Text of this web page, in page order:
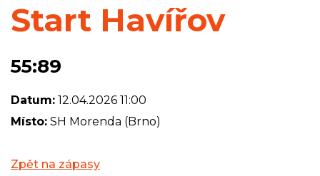
Start Havířov
55:89
Datum: 12.04.2026 11:00
Místo: SH Morenda (Brno)
Zpět na zápasy